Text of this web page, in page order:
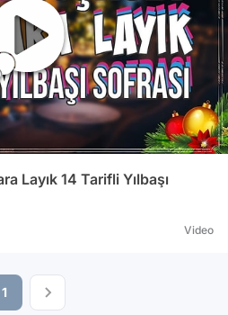
Layık 14 Tarifli Yılbaşı
Video
1